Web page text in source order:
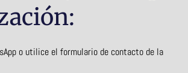
o utilice el formulario de contacto de la